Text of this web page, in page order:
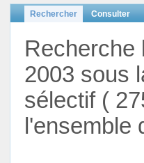
Rechercher Consulter
2003 sous
sélectif (
l'ensemble